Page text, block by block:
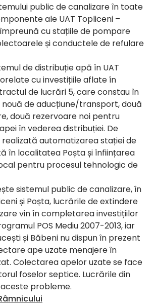
public de canalizare în toate
ale UAT Topliceni –
cu stațiile de pompare
și conductele de refulare
de distribuție apă în UAT
cu investițiile aflate în
de lucrări 5, care constau în
nouă de aducțiune/transport, două
două rezervoare noi pentru
în vederea distribuției. De
realizată automatizarea stației de
în localitatea Poșta și înființarea
pentru procesul tehnologic de
sistemul public de canalizare, în
și Poșta, lucrările de extindere
vin în completarea investițiilor
POS Mediu 2007-2013, iar
și Băbeni nu dispun în prezent
ape uzate menajere în
Colectarea apelor uzate se face
foselor septice. Lucrările din
probleme.